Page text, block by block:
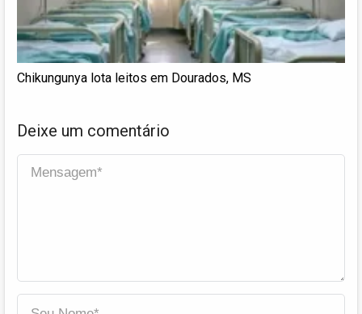
Chikungunya lota leitos em Dourados, MS
Deixe um comentário